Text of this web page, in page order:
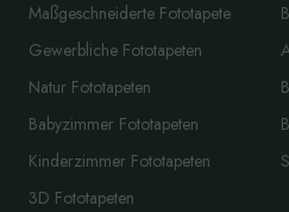
Maßgeschneiderte Fototapete
Gewerbliche Fototapeten
Natur Fototapeten
Babyzimmer Fototapeten
Kinderzimmer Fototapeten
3D Fototapeten